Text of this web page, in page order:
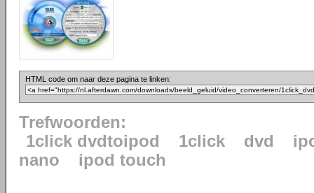
HTML code om naar deze pagina te linken:
Trefwoorden:
1click dvdtoipod
1click dvd
nano
ipod touch